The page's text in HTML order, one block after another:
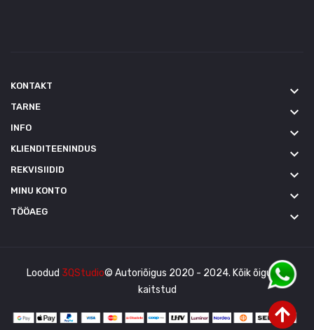
KONTAKT keyboard_arrow_down
TARNE keyboard_arrow_down
INFO keyboard_arrow_down
KLIENDITEENINDUS keyboard_arrow_down
REKVISIIDID keyboard_arrow_down
MINU KONTO keyboard_arrow_down
TÖÖAEG keyboard_arrow_down
Loodud 3QStudio© Autoriõigus 2020 - 2024. Kõik õigused
kaitstud